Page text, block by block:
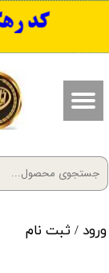
ورود / ثبت نام
حساب کاربری من
سفارشات
​کد